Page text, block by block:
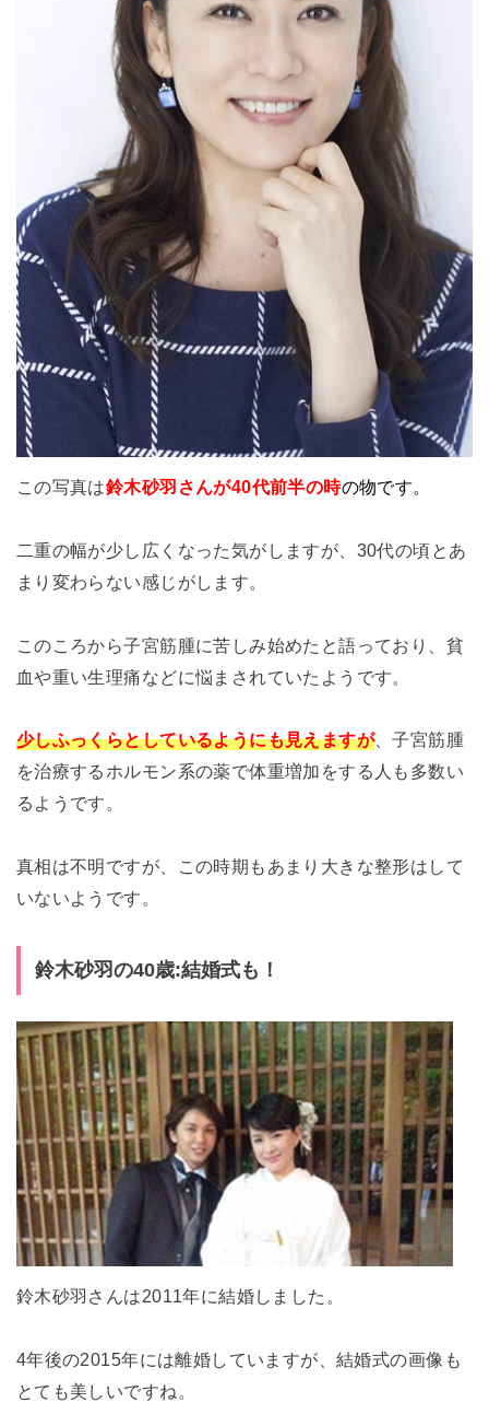
この写真は鈴木砂羽さんが40代前半の時の物です。
二重の幅が少し広くなった気がしますが、30代の頃とあ
まり変わらない感じがします。
このころから子宮筋腫に苦しみ始めたと語っており、貧
血や重い生理痛などに悩まされていたようです。
少しふっくらとしているようにも見えますが、子宮筋腫
を治療するホルモン系の薬で体重増加をする人も多数い
るようです。
真相は不明ですが、この時期もあまり大きな整形はして
いないようです。
鈴木砂羽の40歳:結婚式も！
鈴木砂羽さんは2011年に結婚しました。
4年後の2015年には離婚していますが、結婚式の画像も
とても美しいですね。